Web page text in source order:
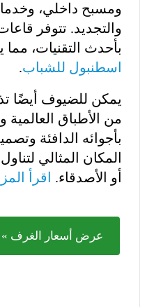
ومسبح داخلي،
والتجديد. تتوفر
بأحدث التقنيات، مما
اسطنبول للشباب.
يمكن للضيوف أيضًا
من الأطباق العالمية
بأجوائه الدافئة
المكان المثالي
أو الأصدقاء.
اقرأ
عرض أسعار الغرف »